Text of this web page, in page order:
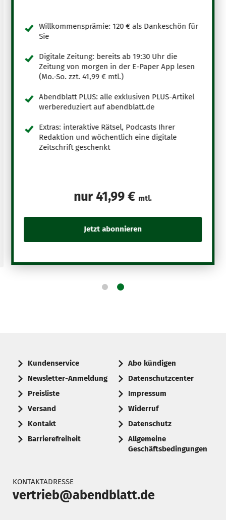
Willkommensprämie: 120 € als Dankeschön für
Sie
Digitale Zeitung: bereits ab 19:30 Uhr die
Zeitung von morgen in der E-Paper App lesen
(Mo.-So. zzt. 41,99 € mtl.)
Abendblatt PLUS: alle exklusiven PLUS-Artikel
werbereduziert auf abendblatt.de
Extras: interaktive Rätsel, Podcasts Ihrer
Redaktion und wöchentlich eine digitale
Zeitschrift geschenkt
nur41,99 € mtl.
Kundenservice
Newsletter-Anmeldung
Preisliste
Versand
Kontakt
Barrierefreiheit
Abo kündigen
Datenschutzcenter
Impressum
Widerruf
Datenschutz
Allgemeine
Geschäftsbedingungen
KONTAKTADRESSE
vertrieb@abendblatt.de